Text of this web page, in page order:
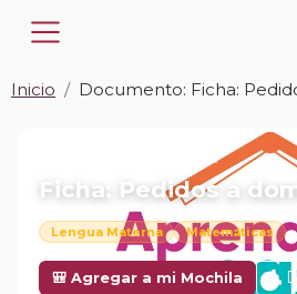
Inicio Documento: Ficha:
📎 DOCUMENTO · DOCX
Ficha: Pedidos a
Lengua Materna Matemáticas
🎒 Agregar a mi Mochila